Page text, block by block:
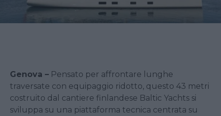
Genova – Pensato per affrontare lunghe
traversate con equipaggio ridotto, questo 43 metri
costruito dal cantiere finlandese Baltic Yachts si
sviluppa su una piattaforma tecnica centrata su